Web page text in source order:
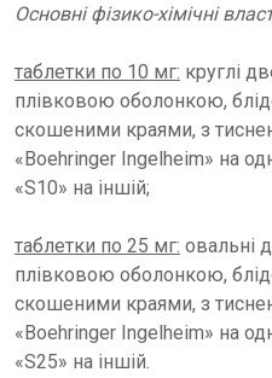
Основні фізико-хімічні
таблетки по 10 мг: круглі
плівковою оболонкою,
скошеними краями, з
«Boehringer Ingelheim» на
«S10» на іншій;
таблетки по 25 мг: овальні
плівковою оболонкою,
скошеними краями, з
«Boehringer Ingelheim» на
«S25» на іншій.